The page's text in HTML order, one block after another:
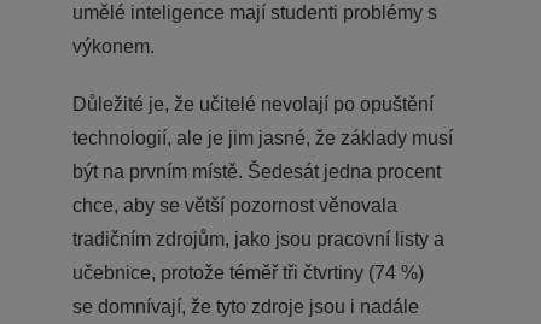
umělé inteligence mají studenti problémy s
výkonem.
Důležité je, že učitelé nevolají po opuštění
technologií, ale je jim jasné, že základy musí
být na prvním místě. Šedesát jedna procent
chce, aby se větší pozornost věnovala
tradičním zdrojům, jako jsou pracovní listy a
učebnice, protože téměř tři čtvrtiny (74 %)
se domnívají, že tyto zdroje jsou i nadále